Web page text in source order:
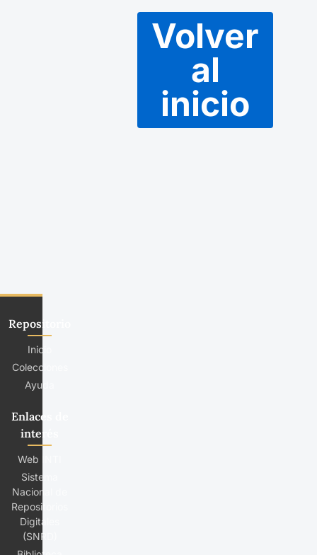
Volver
al
inicio
Repositorio
Inicio
Colecciones
Ayuda
Enlaces de
interés
Web INTI
Sistema
Nacional de
Repositorios
Digitales
(SNRD)